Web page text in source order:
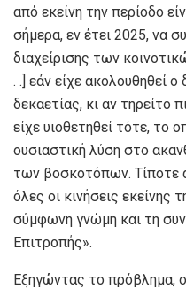
από εκείνη την περίοδο
σήμερα, εν έτει 2025, να
διαχείρισης των
. .] εάν είχε ακολουθηθεί
δεκαετίας, κι αν τηρείτο
είχε υιοθετηθεί τότε, το
ουσιαστική λύση στο
των βοσκοτόπων. Τίποτε
όλες οι κινήσεις εκείνης
σύμφωνη γνώμη και τη
Επιτροπής».
Εξηγώντας το πρόβλημα,